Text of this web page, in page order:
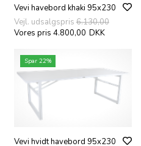
Vevi havebord khaki 95x230
Vejl. udsalgspris 6.130,00
Vores pris 4.800,00 DKK
Spar 22%
Vevi hvidt havebord 95x230